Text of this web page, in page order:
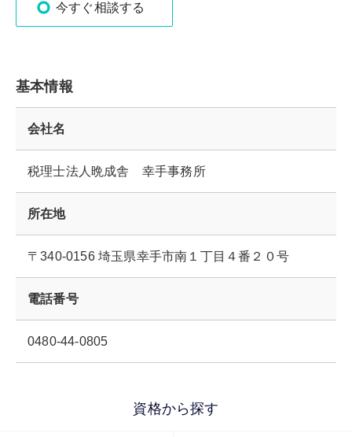
今すぐ相談する
基本情報
会社名
税理士法人晩成舎 幸手事務所
所在地
〒340-0156 埼玉県幸手市南１丁目４番２０号
電話番号
0480-44-0805
資格から探す